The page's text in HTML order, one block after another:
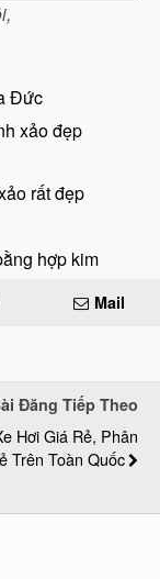
Đức
xảo đẹp
rất đẹp
hợp kim
Mail
Đăng Tiếp Theo
Hơi Giá Rẻ, Phân
Trên Toàn Quốc